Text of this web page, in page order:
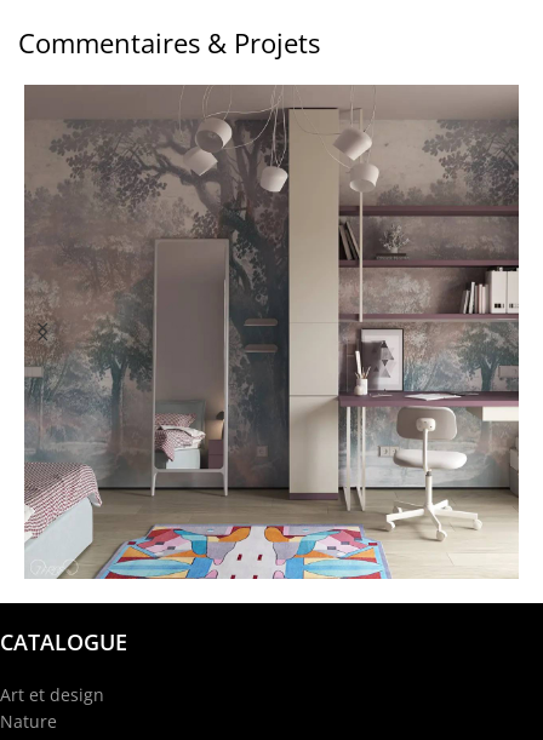
Commentaires & Projets
@garba.design
CATALOGUE
Art et design
Nature